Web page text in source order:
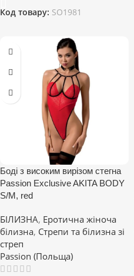
Код товару: SO1981
Боді з високим вирізом стегна
Passion Exclusive AKITA BODY
S/M, red
БІЛИЗНА, Еротична жіноча
білизна, Стрепи та білизна зі
стреп
Passion (Польща)